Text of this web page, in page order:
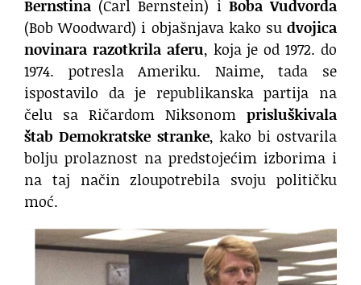
Bernstina (Carl Bernstein) i Boba Vudvorda
(Bob Woodward) i objašnjava kako su dvojica
novinara razotkrila aferu, koja je od 1972. do
1974. potresla Ameriku. Naime, tada se
ispostavilo da je republikanska partija na
čelu sa Ričardom Niksonom prisluškivala
štab Demokratske stranke, kako bi ostvarila
bolju prolaznost na predstojećim izborima i
na taj način zloupotrebila svoju političku
moć.